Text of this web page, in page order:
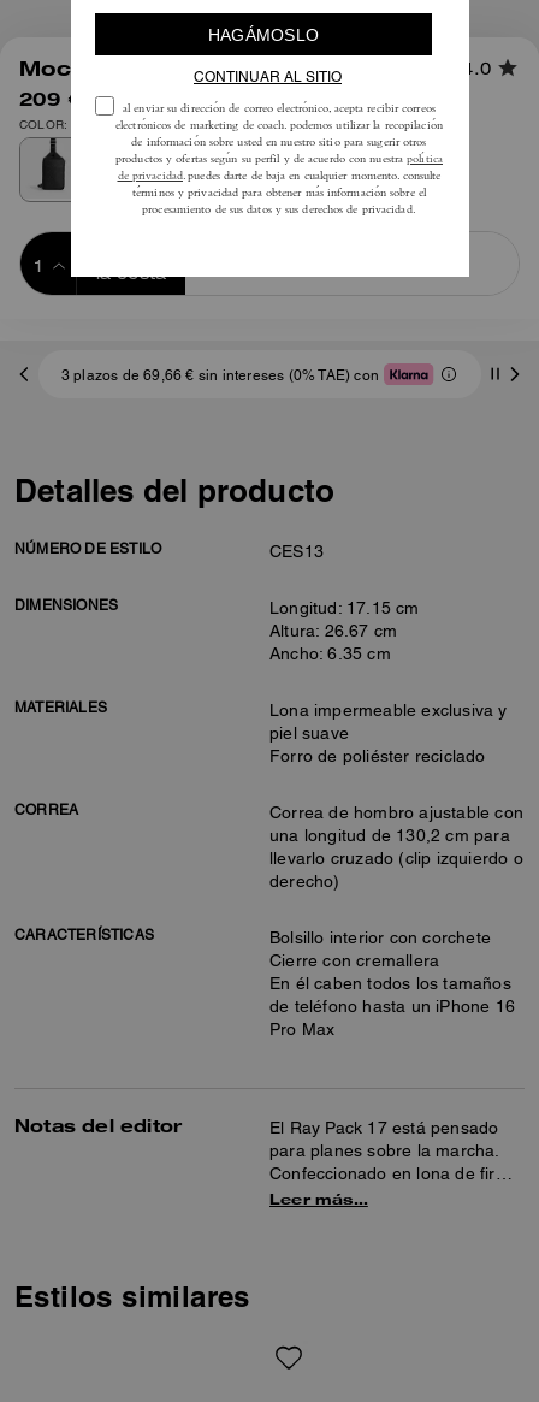
Mochila Ray 17 en Lona Signature 4.0
209 € 325 €
COLOR: Plata/Firma Negra
la cesta
3 plazos de 69,66 € sin intereses (0% TAE) con
Detalles del producto
NÚMERO DE ESTILO CES13
DIMENSIONES
Longitud: 17.15 cm
Altura: 26.67 cm
Ancho: 6.35 cm
MATERIALES
Lona impermeable exclusiva y
piel suave
Forro de poliéster reciclado
CORREA
Correa de hombro ajustable con
una longitud de 130,2 cm para
llevarlo cruzado (clip izquierdo o
derecho)
CARACTERÍSTICAS
Bolsillo interior con corchete
Cierre con cremallera
En él caben todos los tamaños
de teléfono hasta un iPhone 16
Pro Max
Notas del editor
El Ray Pack 17 está pensado
para planes sobre la marcha.
Confeccionado en lona de firma
y suave piel, este modelo
un ajuste cómodo.
Leer más…
Estilos similares